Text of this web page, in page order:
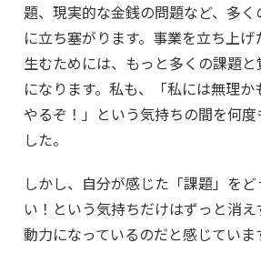
題、現実的な金銭の問題など、多く
に立ち塞がります。事業を立ち上げ
生むためには、もっと多くの課題
になります。私も、「私には無理か
やるぞ！」という気持ちの間を何
した。
しかし、自分が感じた「課題」を
い！という気持ちだけはずっと消
動力になっているのだと感じていま